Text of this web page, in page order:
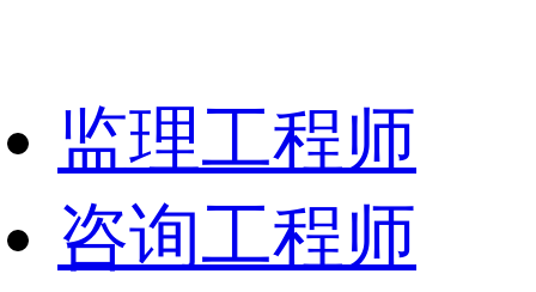
监理工程师
咨询工程师